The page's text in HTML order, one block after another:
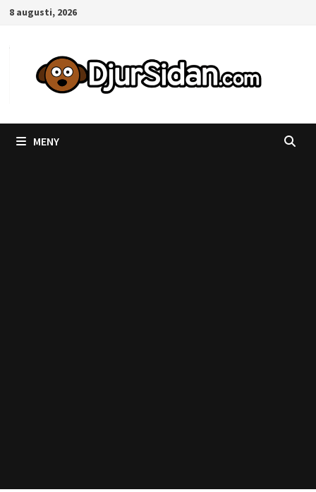
Hoppa
innehåll
8 augusti, 2026
MENY